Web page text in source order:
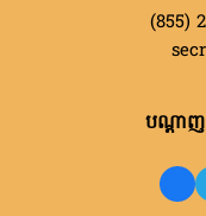
(855)
បណ្តាញ